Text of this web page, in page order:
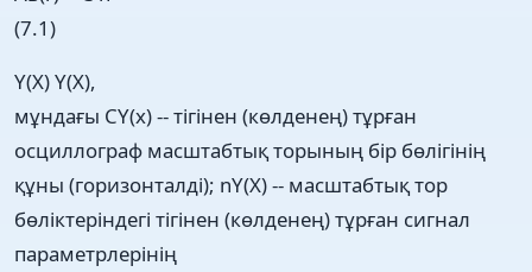
(7.1)
Y(X) Y(X),
мұндағы CY(x) -- тігінен (көлденең) тұрған
осциллограф масштабтық торының бір бөлігінің
құны (горизонталді); nY(X) -- масштабтық тор
бөліктеріндегі тігінен (көлденең) тұрған сигнал
параметрлерінің